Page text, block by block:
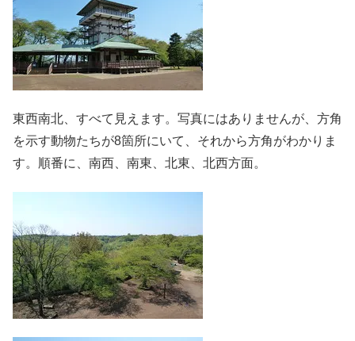
東西南北、すべて見えます。写真にはありませんが、方角
を示す動物たちが8箇所にいて、それから方角がわかりま
す。順番に、南西、南東、北東、北西方面。